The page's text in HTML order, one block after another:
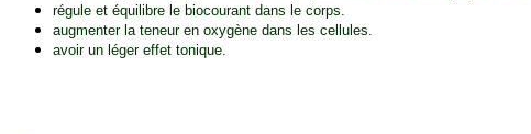
régule et équilibre le biocourant dans le corps.
augmenter la teneur en oxygène dans les cellules.
avoir un léger effet tonique.